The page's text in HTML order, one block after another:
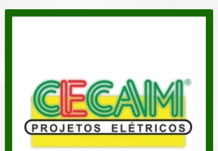
PROJETO DE CENTRO DE MEDIÇÃO
PROJETO DE ELETRIFICAÇÃO DE LOTEAMENTO
PROJETO DE INSTALAÇÃO DE GRUPO GERADOR
PROJETO DE INSTALAÇÕES ELÉTRICAS